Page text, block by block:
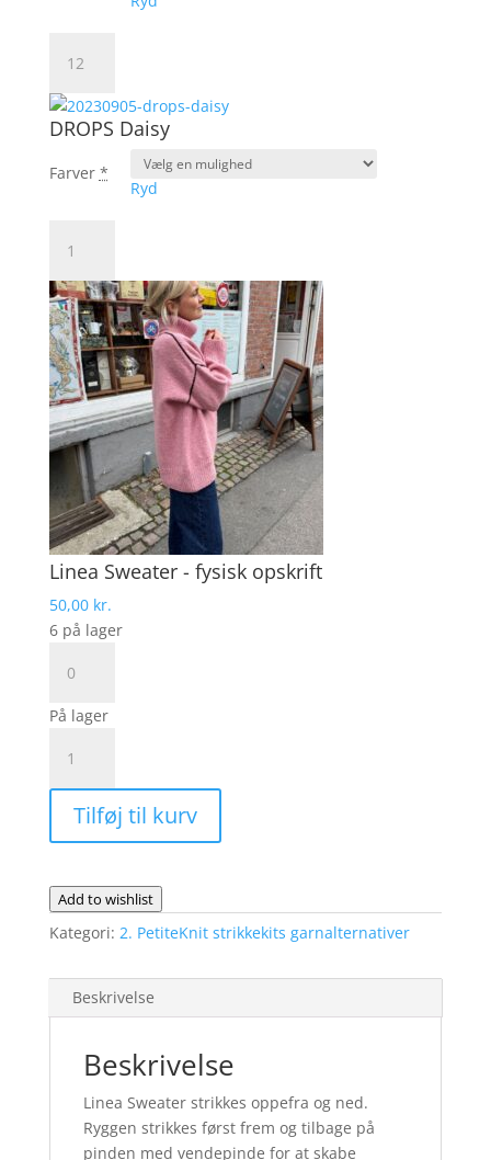
Daisy
antal
DROPS Daisy
Farver *
Ryd
Daisy
antal
Linea Sweater - fysisk opskrift
50,00 kr.
6 på lager
Sweater
fysisk
opskrift
På lager
Sweater
Fra
PetiteKnit
|
Drops
Daisy
antal
Tilføj til kurv
Add to wishlist
Kategori: 2. PetiteKnit strikkekits garnalternativer
Beskrivelse
Beskrivelse
Linea Sweater strikkes oppefra og ned.
Ryggen strikkes først frem og tilbage på
pinden med vendepinde for at skabe